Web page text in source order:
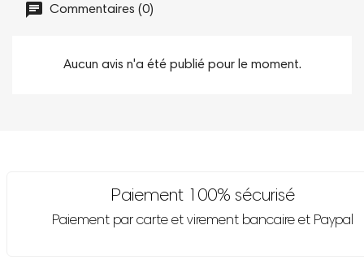
Commentaires (0)
Aucun avis n'a été publié pour le moment.
Paiement 100% sécurisé
Paiement par carte et virement bancaire et Paypal